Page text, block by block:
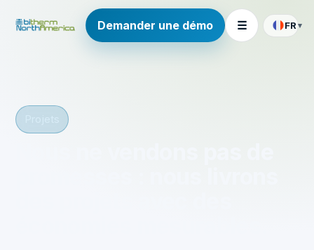
Demander une démo ☰ FR ▾